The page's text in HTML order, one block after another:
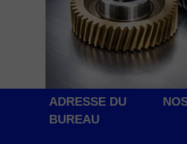
ADRESSE DU
BUREAU